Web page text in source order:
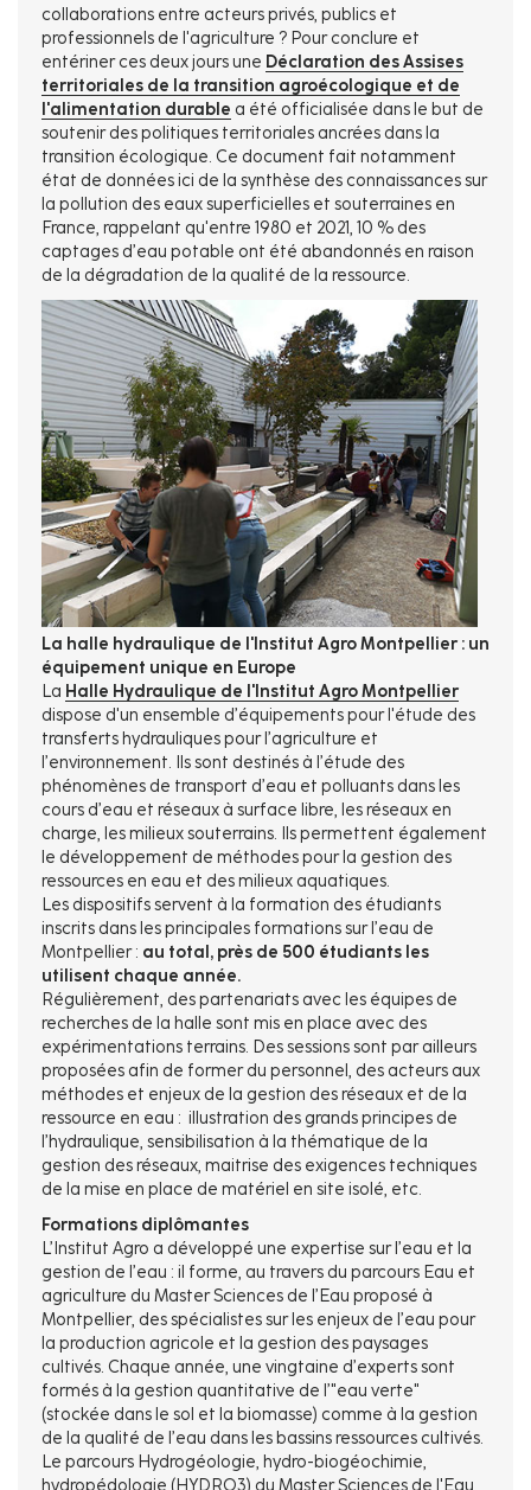
collaborations entre acteurs privés, publics et
professionnels de l'agriculture ? Pour conclure et
entériner ces deux jours une Déclaration des Assises
territoriales de la transition agroécologique et de
l'alimentation durable a été officialisée dans le but de
soutenir des politiques territoriales ancrées dans la
transition écologique. Ce document fait notamment
état de données ici de la synthèse des connaissances sur
la pollution des eaux superficielles et souterraines en
France, rappelant qu'entre 1980 et 2021, 10 % des
captages d’eau potable ont été abandonnés en raison
de la dégradation de la qualité de la ressource.
La halle hydraulique de l'Institut Agro Montpellier : un
équipement unique en Europe
La Halle Hydraulique de l'Institut Agro Montpellier
dispose d'un ensemble d’équipements pour l'étude des
transferts hydrauliques pour l’agriculture et
l’environnement. Ils sont destinés à l’étude des
phénomènes de transport d’eau et polluants dans les
cours d’eau et réseaux à surface libre, les réseaux en
charge, les milieux souterrains. Ils permettent également
le développement de méthodes pour la gestion des
ressources en eau et des milieux aquatiques.
Les dispositifs servent à la formation des étudiants
inscrits dans les principales formations sur l’eau de
Montpellier : au total, près de 500 étudiants les
utilisent chaque année.
Régulièrement, des partenariats avec les équipes de
recherches de la halle sont mis en place avec des
expérimentations terrains. Des sessions sont par ailleurs
proposées afin de former du personnel, des acteurs aux
méthodes et enjeux de la gestion des réseaux et de la
ressource en eau : illustration des grands principes de
l’hydraulique, sensibilisation à la thématique de la
gestion des réseaux, maitrise des exigences techniques
de la mise en place de matériel en site isolé, etc.
Formations diplômantes
L’Institut Agro a développé une expertise sur l’eau et la
gestion de l’eau : il forme, au travers du parcours Eau et
agriculture du Master Sciences de l’Eau proposé à
Montpellier, des spécialistes sur les enjeux de l’eau pour
la production agricole et la gestion des paysages
cultivés. Chaque année, une vingtaine d’experts sont
formés à la gestion quantitative de l’"eau verte"
(stockée dans le sol et la biomasse) comme à la gestion
de la qualité de l’eau dans les bassins ressources cultivés.
Le parcours Hydrogéologie, hydro-biogéochimie,
hydropédologie (HYDRO3) du Master Sciences de l'Eau